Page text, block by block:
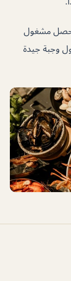
يحصل مشغول
وجبة جيدة